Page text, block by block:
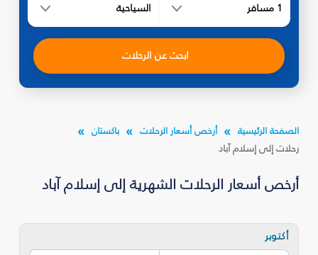
1 مسافر السياحية
ابحث عن الرحلات
الصفحة الرئيسية أرخص أسعار الرحلات
باكستان
رحلات إلى إسلام آباد
أرخص أسعار الرحلات الشهرية إلى إسلام آباد
أكتوبر